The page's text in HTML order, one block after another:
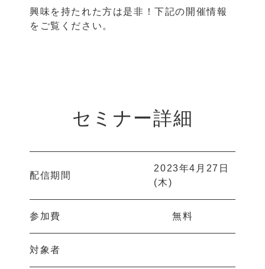
興味を持たれた方は是非！下記の開催情報
をご覧ください。
セミナー詳細
配信期間
2023年4月27日
(木)
参加費 無料
対象者